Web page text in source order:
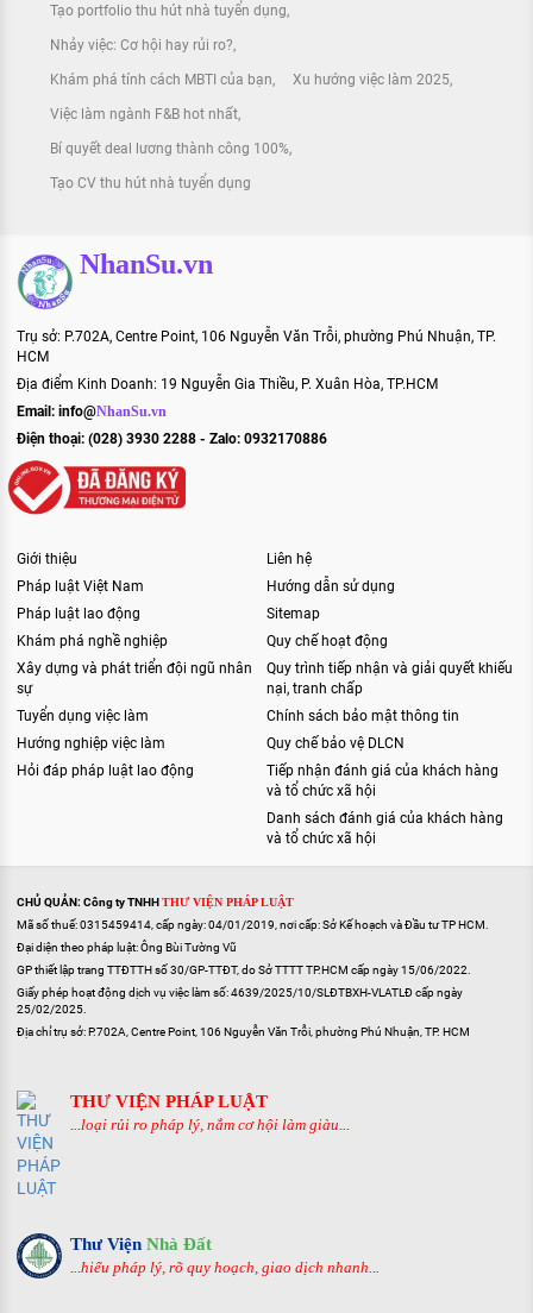
Tạo portfolio thu hút nhà tuyển dụng
Nhảy việc: Cơ hội hay rủi ro?
Khám phá tính cách MBTI của bạn Xu hướng việc làm 2025
Việc làm ngành F&B hot nhất
Bí quyết deal lương thành công 100%
Tạo CV thu hút nhà tuyển dụng
NhanSu.vn
Trụ sở: P.702A, Centre Point, 106 Nguyễn Văn Trỗi, phường Phú Nhuận, TP.
HCM
Địa điểm Kinh Doanh: 19 Nguyễn Gia Thiều, P. Xuân Hòa, TP.HCM
Email: info@NhanSu.vn
Điện thoại: (028) 3930 2288 - Zalo: 0932170886
Giới thiệu
Pháp luật Việt Nam
Pháp luật lao động
Khám phá nghề nghiệp
Xây dựng và phát triển đội ngũ nhân
sự
Tuyển dụng việc làm
Hướng nghiệp việc làm
Hỏi đáp pháp luật lao động
Liên hệ
Hướng dẫn sử dụng
Sitemap
Quy chế hoạt động
Quy trình tiếp nhận và giải quyết khiếu
nại, tranh chấp
Chính sách bảo mật thông tin
Quy chế bảo vệ DLCN
Tiếp nhận đánh giá của khách hàng
và tổ chức xã hội
Danh sách đánh giá của khách hàng
và tổ chức xã hội
CHỦ QUẢN: Công ty TNHH THƯ VIỆN PHÁP LUẬT
Mã số thuế: 0315459414, cấp ngày: 04/01/2019, nơi cấp: Sở Kế hoạch và Đầu tư TP HCM.
Đại diện theo pháp luật: Ông Bùi Tường Vũ
GP thiết lập trang TTĐTTH số 30/GP-TTĐT, do Sở TTTT TP.HCM cấp ngày 15/06/2022.
Giấy phép hoạt động dịch vụ việc làm số: 4639/2025/10/SLĐTBXH-VLATLĐ cấp ngày
25/02/2025.
Địa chỉ trụ sở: P.702A, Centre Point, 106 Nguyễn Văn Trỗi, phường Phú Nhuận, TP. HCM
THƯ VIỆN PHÁP LUẬT
...loại rủi ro pháp lý, nắm cơ hội làm giàu...
Thư Viện Nhà Đất
...hiểu pháp lý, rõ quy hoạch, giao dịch nhanh...